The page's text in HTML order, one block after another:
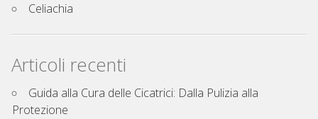
Celiachia
Articoli recenti
Guida alla Cura delle Cicatrici: Dalla Pulizia alla
Protezione